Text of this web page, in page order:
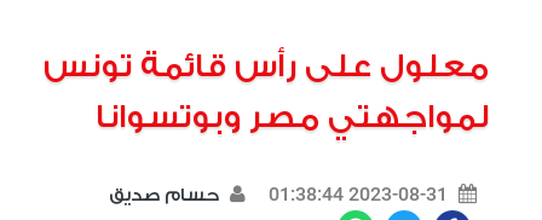
معلول على رأس قائمة تونس
لمواجهتي مصر وبوتسوانا
2023-08-31 01:38:44 حسام صديق